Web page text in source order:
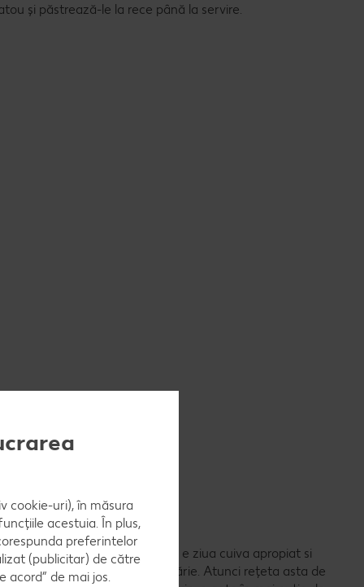
și păstrează-le la rece până la servire.
uitat de aniversare? Sau poate e ziua cuiva apropiat si
ai timp sa mergi pana la cofetărie. Atunci rețeta asta de
cookie-uri), în măsura
acestuia. În plus,
preferintelor
(publicitar) de către
acord” de mai jos.